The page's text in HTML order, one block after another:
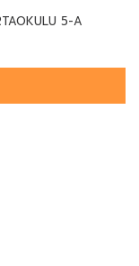
5-A
konusu GÜZEL
dair garanti